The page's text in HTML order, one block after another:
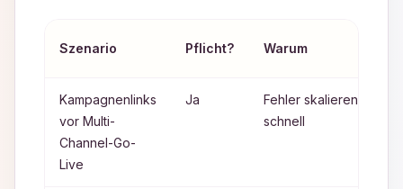
Szenario Pflicht? Warum
Kampagnenlinks
vor Multi-
Channel-Go-
Live
Ja
Fehler skalieren
schnell